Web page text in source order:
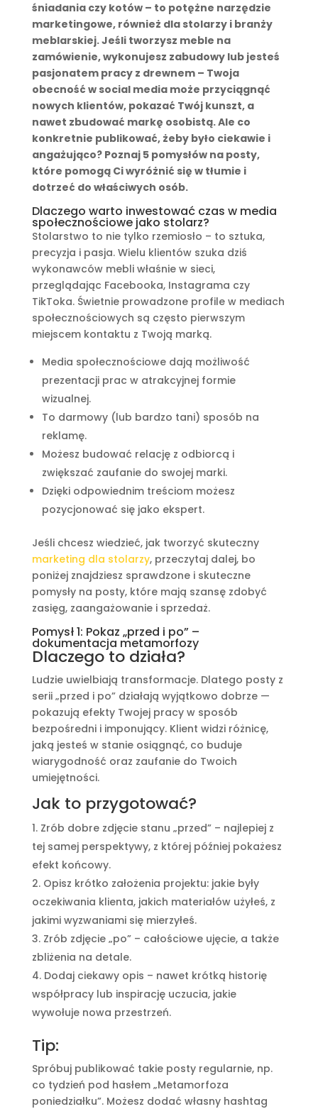
śniadania czy kotów – to potężne narzędzie
marketingowe, również dla stolarzy i branży
meblarskiej. Jeśli tworzysz meble na
zamówienie, wykonujesz zabudowy lub jesteś
pasjonatem pracy z drewnem – Twoja
obecność w social media może przyciągnąć
nowych klientów, pokazać Twój kunszt, a
nawet zbudować markę osobistą. Ale co
konkretnie publikować, żeby było ciekawie i
angażująco? Poznaj 5 pomysłów na posty,
które pomogą Ci wyróżnić się w tłumie i
dotrzeć do właściwych osób.
Dlaczego warto inwestować czas w media
społecznościowe jako stolarz?
Stolarstwo to nie tylko rzemiosło – to sztuka,
precyzja i pasja. Wielu klientów szuka dziś
wykonawców mebli właśnie w sieci,
przeglądając Facebooka, Instagrama czy
TikToka. Świetnie prowadzone profile w mediach
społecznościowych są często pierwszym
miejscem kontaktu z Twoją marką.
Media społecznościowe dają możliwość
prezentacji prac w atrakcyjnej formie
wizualnej.
To darmowy (lub bardzo tani) sposób na
reklamę.
Możesz budować relację z odbiorcą i
zwiększać zaufanie do swojej marki.
Dzięki odpowiednim treściom możesz
pozycjonować się jako ekspert.
Jeśli chcesz wiedzieć, jak tworzyć skuteczny
marketing dla stolarzy, przeczytaj dalej, bo
poniżej znajdziesz sprawdzone i skuteczne
pomysły na posty, które mają szansę zdobyć
zasięg, zaangażowanie i sprzedaż.
Pomysł 1: Pokaz „przed i po” –
dokumentacja metamorfozy
Dlaczego to działa?
Ludzie uwielbiają transformacje. Dlatego posty z
serii „przed i po” działają wyjątkowo dobrze —
pokazują efekty Twojej pracy w sposób
bezpośredni i imponujący. Klient widzi różnicę,
jaką jesteś w stanie osiągnąć, co buduje
wiarygodność oraz zaufanie do Twoich
umiejętności.
Jak to przygotować?
Zrób dobre zdjęcie stanu „przed” – najlepiej z
tej samej perspektywy, z której później pokażesz
efekt końcowy.
Opisz krótko założenia projektu: jakie były
oczekiwania klienta, jakich materiałów użyłeś, z
jakimi wyzwaniami się mierzyłeś.
Zrób zdjęcie „po” – całościowe ujęcie, a także
zbliżenia na detale.
Dodaj ciekawy opis – nawet krótką historię
współpracy lub inspirację uczucia, jakie
wywołuje nowa przestrzeń.
Tip:
Spróbuj publikować takie posty regularnie, np.
co tydzień pod hasłem „Metamorfoza
poniedziałku”. Możesz dodać własny hashtag